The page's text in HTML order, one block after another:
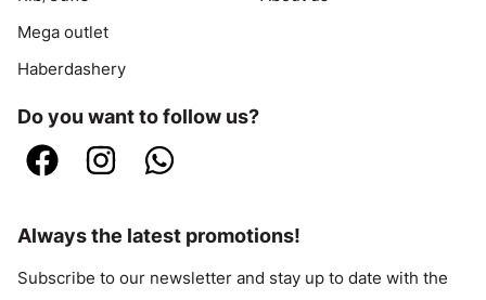
Mega outlet
Haberdashery
Do you want to follow us?
Always the latest promotions!
Subscribe to our newsletter and stay up to date with the